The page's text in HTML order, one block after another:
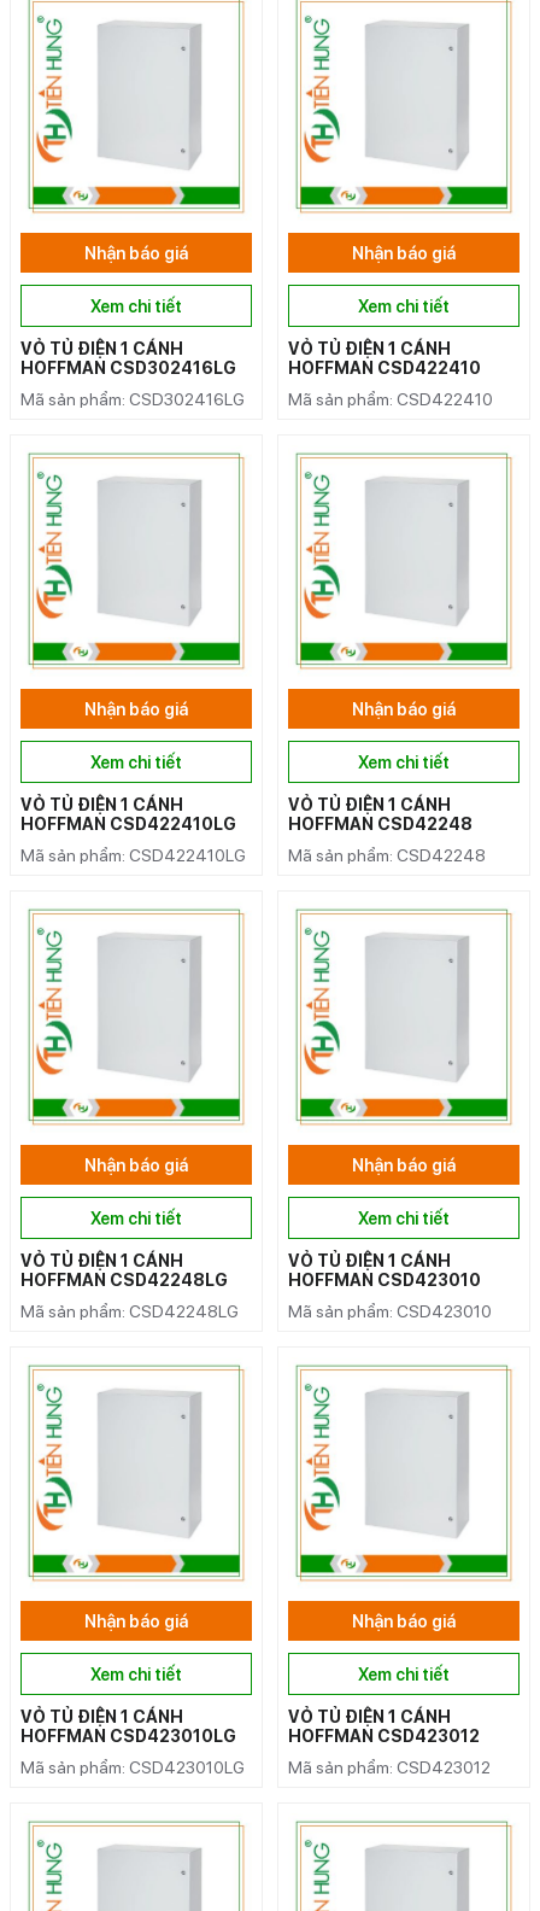
Nhận báo giá
Xem chi tiết
VỎ TỦ ĐIỆN 1 CÁNH
HOFFMAN CSD302416LG
Mã sản phẩm: CSD302416LG
Nhận báo giá
Xem chi tiết
VỎ TỦ ĐIỆN 1 CÁNH
HOFFMAN CSD422410
Mã sản phẩm: CSD422410
Nhận báo giá
Xem chi tiết
VỎ TỦ ĐIỆN 1 CÁNH
HOFFMAN CSD422410LG
Mã sản phẩm: CSD422410LG
Nhận báo giá
Xem chi tiết
VỎ TỦ ĐIỆN 1 CÁNH
HOFFMAN CSD42248
Mã sản phẩm: CSD42248
Nhận báo giá
Xem chi tiết
VỎ TỦ ĐIỆN 1 CÁNH
HOFFMAN CSD42248LG
Mã sản phẩm: CSD42248LG
Nhận báo giá
Xem chi tiết
VỎ TỦ ĐIỆN 1 CÁNH
HOFFMAN CSD423010
Mã sản phẩm: CSD423010
Nhận báo giá
Xem chi tiết
VỎ TỦ ĐIỆN 1 CÁNH
HOFFMAN CSD423010LG
Mã sản phẩm: CSD423010LG
Nhận báo giá
Xem chi tiết
VỎ TỦ ĐIỆN 1 CÁNH
HOFFMAN CSD423012
Mã sản phẩm: CSD423012